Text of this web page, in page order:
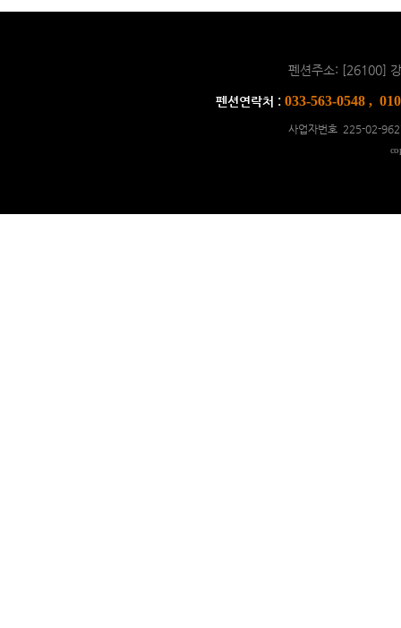
펜션주소: [26100]
펜션연락처 : 033-563-0548 ,
사업자번호 225-02-